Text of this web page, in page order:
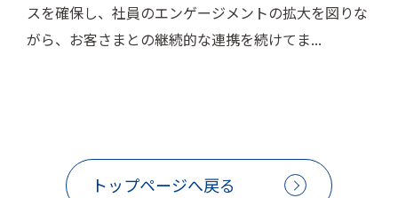
スを確保し、社員のエンゲージメントの拡大を図りな
がら、お客さまとの継続的な連携を続けてま...
トップページへ戻る